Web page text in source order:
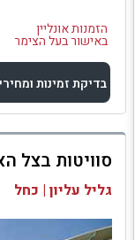
הזמנות אונליין
באישור בעל הצימר
בדיקת זמינות
למתחם זה
בדיקת זמינות
סוויטות בצל
גליל עליון | כחל